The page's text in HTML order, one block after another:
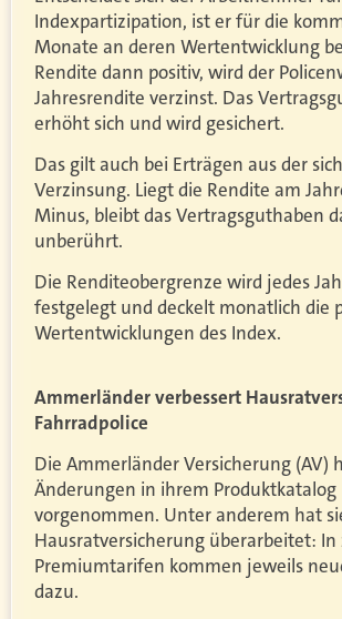
Indexpartizipation, ist er für die
Monate an deren Wertentwicklung
Rendite dann positiv, wird der
Jahresrendite verzinst. Das
erhöht sich und wird gesichert.
Das gilt auch bei Erträgen aus der
Verzinsung. Liegt die Rendite am
Minus, bleibt das Vertragsguthaben
unberührt.
Die Renditeobergrenze wird jedes
festgelegt und deckelt monatlich die
Wertentwicklungen des Index.
Ammerländer verbessert
Fahrradpolice
Die Ammerländer Versicherung (AV)
Änderungen in ihrem Produktkatalog
vorgenommen. Unter anderem hat
Hausratversicherung überarbeitet: In
Premiumtarifen kommen jeweils
dazu.